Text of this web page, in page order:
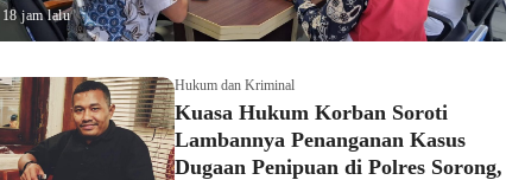
18 jam lalu
Hukum dan Kriminal
Kuasa Hukum Korban Soroti
Lambannya Penanganan Kasus
Dugaan Penipuan di Polres Sorong,